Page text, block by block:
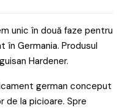
unic în două faze pentru
în Germania. Produsul
Hardener.
german conceput
de la picioare. Spre